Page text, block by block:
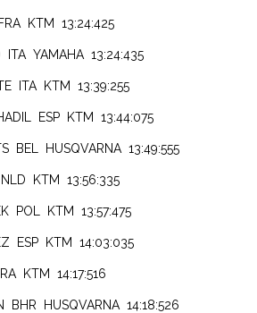
KTM 13:24:425
ITA YAMAHA 13:24:435
ITA KTM 13:39:255
ESP KTM 13:44:075
BEL HUSQVARNA 13:49:555
NLD KTM 13:56:335
POL KTM 13:57:475
ESP KTM 14:03:035
KTM 14:17:516
BHR HUSQVARNA 14:18:526